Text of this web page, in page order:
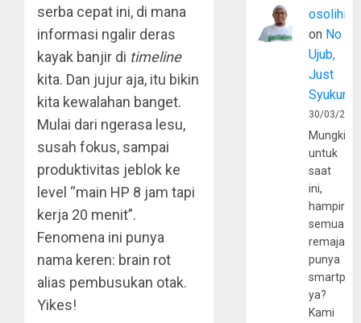
serba cepat ini, di mana
informasi ngalir deras
kayak banjir di timeline
kita. Dan jujur aja, itu bikin
kita kewalahan banget.
Mulai dari ngerasa lesu,
susah fokus, sampai
produktivitas jeblok ke
level “main HP 8 jam tapi
kerja 20 menit”.
Fenomena ini punya
nama keren: brain rot
alias pembusukan otak.
Yikes!
osolihin
on No
Ujub,
Just
Syukur
30/03/
Mungkin
untuk
saat
ini,
hampir
semua
remaja
punya
ya?
Kami